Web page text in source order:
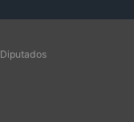
Diputados